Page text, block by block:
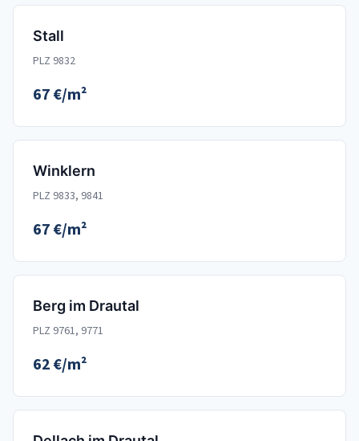
Stall
PLZ 9832
67 €/m²
Winklern
PLZ 9833, 9841
67 €/m²
Berg im Drautal
PLZ 9761, 9771
62 €/m²